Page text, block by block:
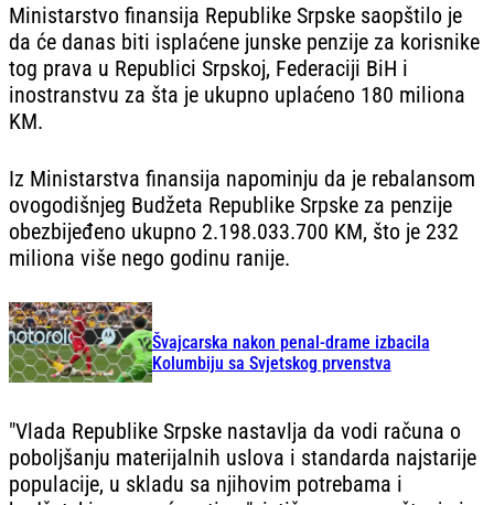
Ministarstvo finansija Republike Srpske saopštilo je
da će danas biti isplaćene junske penzije za korisnike
tog prava u Republici Srpskoj, Federaciji BiH i
inostranstvu za šta je ukupno uplaćeno 180 miliona
KM.
Iz Ministarstva finansija napominju da je rebalansom
ovogodišnjeg Budžeta Republike Srpske za penzije
obezbijeđeno ukupno 2.198.033.700 KM, što je 232
miliona više nego godinu ranije.
Švajcarska nakon penal-drame izbacila
Kolumbiju sa Svjetskog prvenstva
"Vlada Republike Srpske nastavlja da vodi računa o
poboljšanju materijalnih uslova i standarda najstarije
populacije, u skladu sa njihovim potrebama i